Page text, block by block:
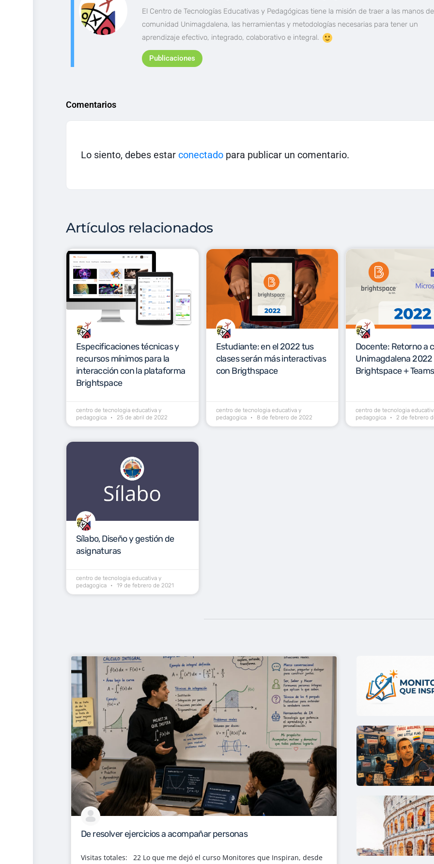
El Centro de Tecnologías Educativas y Pedagógicas tiene la misión de traer a las manos
comunidad Unimagdalena, las herramientas y metodologías necesarias para tener un
aprendizaje efectivo, integrado, colaborativo e integral.
Publicaciones
Comentarios
Lo siento, debes estar conectado para publicar un comentario.
Artículos relacionados
Especificaciones técnicas y
recursos mínimos para la
interacción con la plataforma
Brightspace
centro de tecnologia educativa y
pedagogica
25 de abril de 2022
Estudiante: en el 2022 tus
clases serán más interactivas
con Brigthspace
centro de tecnologia educativa y
pedagogica
8 de febrero de 2022
Docente: Retorno a
Unimagdalena
Brightspace + Teams
centro de tecnologia
pedagogica
2 de febrero
Sílabo, Diseño y gestión de
asignaturas
centro de tecnologia educativa y
pedagogica
19 de febrero de 2021
De resolver ejercicios a acompañar personas
Visitas totales: 22 Lo que me dejó el curso Monitores que Inspiran, desde